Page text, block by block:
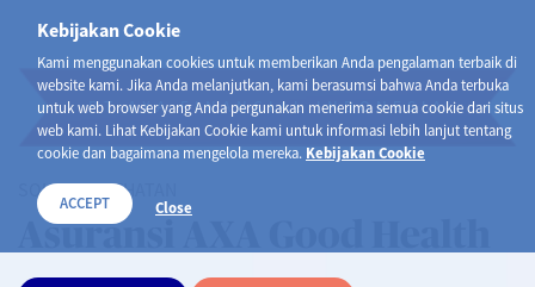
Kebijakan Cookie
Kami menggunakan cookies untuk memberikan Anda pengalaman terbaik di
website kami. Jika Anda melanjutkan, kami berasumsi bahwa Anda terbuka
untuk web browser yang Anda pergunakan menerima semua cookie dari situs
web kami. Lihat Kebijakan Cookie kami untuk informasi lebih lanjut tentang
cookie dan bagaimana mengelola mereka. Kebijakan Cookie
ACCEPT Close
PT AXA FINANCIAL INDONESIA
SOLUSI KESEHATAN
Asuransi AXA Good Health